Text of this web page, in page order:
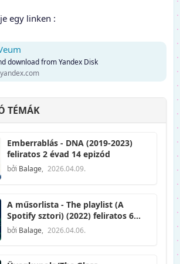
egy linken :
download from Yandex Disk
TÉMÁK
Emberrablás - DNA (2019-2023)
feliratos 2 évad 14 epizód
bởi Balage, 2026.04.09.
A műsorlista - The playlist (A
Spotify sztori) (2022) feliratos 6
epizód
bởi Balage, 2026.04.06.